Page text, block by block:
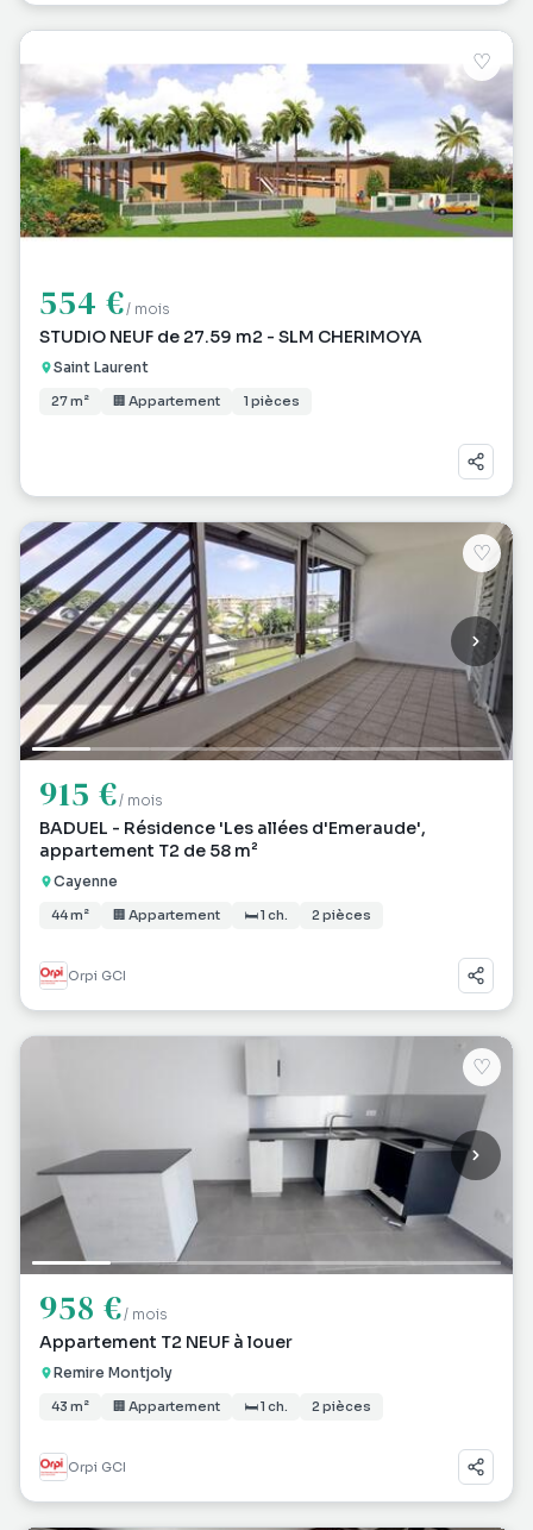
♡
554 €/ mois
STUDIO NEUF de 27.59 m2 - SLM CHERIMOYA
Saint Laurent
27 m² 🏢 Appartement 1 pièces
♡
915 €/ mois
BADUEL - Résidence 'Les allées d'Emeraude',
appartement T2 de 58 m²
Cayenne
44 m² 🏢 Appartement 🛏 1 ch. 2 pièces
Orpi GCI
♡
958 €/ mois
Appartement T2 NEUF à louer
Remire Montjoly
43 m² 🏢 Appartement 🛏 1 ch. 2 pièces
Orpi GCI